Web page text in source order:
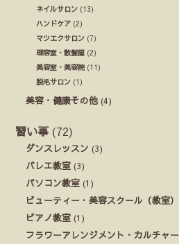
ネイルサロン (13)
ハンドケア (2)
マツエクサロン (7)
理容室・散髪屋 (2)
美容室・美容院(11)
脱毛サロン (1)
美容・健康その他 (4)
習い事 (72)
ダンスレッスン (3)
バレエ教室 (3)
パソコン教室 (1)
ビューティー・美容スクール（教室）
ピアノ教室 (1)
フラワーアレンジメント・カルチャー